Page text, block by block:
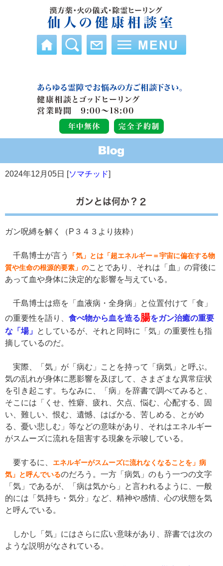
食べ物から血を造る腸
をガン治癒の重要な「場」としている
が、それと同時に「気」の重要性も指摘しているのだ。">
2024年12月05日 [ソマチッド]
ガンとは何か？２
ガン呪縛を解く（P３４３より抜粋）
千島博士が言う
「気」とは「超エネルギー＝宇宙に偏在する物
質や生命の根源的要素」のことであり、それは「血」の背後に
あって血や身体に決定的な影響を与えている。
千島博士は癌を「血液病・全身病」と位置付けて「食」
の重要性を語り、 食べ物から血を造る腸をガン治癒の重要
な「場」 としているが、それと同時に「気」の重要性も指
摘しているのだ。
実際、「気」が「病む」ことを持って「病気」と呼ぶ。
気の乱れが身体に悪影響を及ぼして、さまざまな異常症状
を引き起こす。ちなみに、「病」を辞書で調べてみると、
そこには「くせ、性癖、疲れ、欠点、悩む、心配する、固
い、難しい、恨む、遺憾、はばかる、苦しめる、とがめ
る、憂い悲しむ」等などの意味があり、それはエネルギー
がスムーズに流れを阻害する現象を示唆している。
要するに、 エネルギーがスムーズに流れなくなることを」病
気」と呼んでいるのだろう。一方「病気」のもう一つの文字
「気」であるが、「病は気から」と言われるように、一般
的には「気持ち・気分」など、精神や感情、心の状態を気
と呼んでいる。
しかし「気」にはさらに広い意味があり、辞書では次の
ような説明がなされている。